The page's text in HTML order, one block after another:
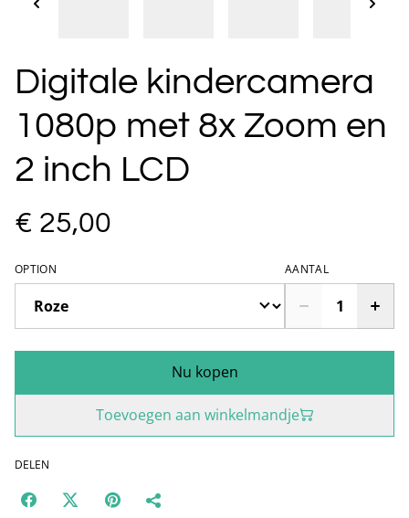
Digitale kindercamera
1080p met 8x Zoom en
2 inch LCD
€ 25,00
OPTION AANTAL
Nu kopen
Toevoegen aan winkelmandje
DELEN